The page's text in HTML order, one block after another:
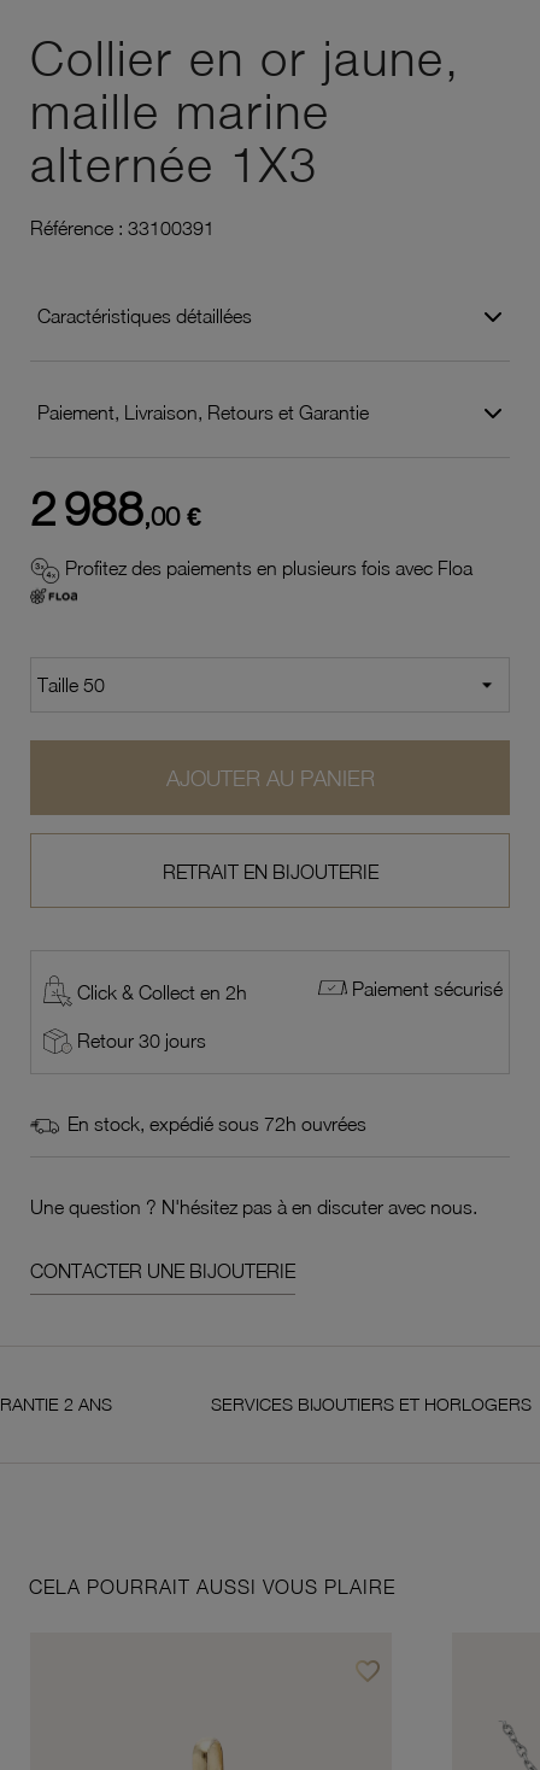
Collier en or jaune,
maille marine
alternée 1X3
Référence : 33100391
Caractéristiques détaillées
Paiement, Livraison, Retours et Garantie
2 988,00 €
Profitez des paiements en plusieurs fois avec Floa
AJOUTER AU PANIER
RETRAIT EN BIJOUTERIE
Click & Collect en 2h Paiement sécurisé
Retour 30 jours
En stock, expédié sous 72h ouvrées
Une question ? N'hésitez pas à en discuter avec nous.
CONTACTER UNE BIJOUTERIE
ANS SERVICES BIJOUTIERS ET HORLOGERS
CELA POURRAIT AUSSI VOUS PLAIRE
favorite_borderAjouter à vos favoris